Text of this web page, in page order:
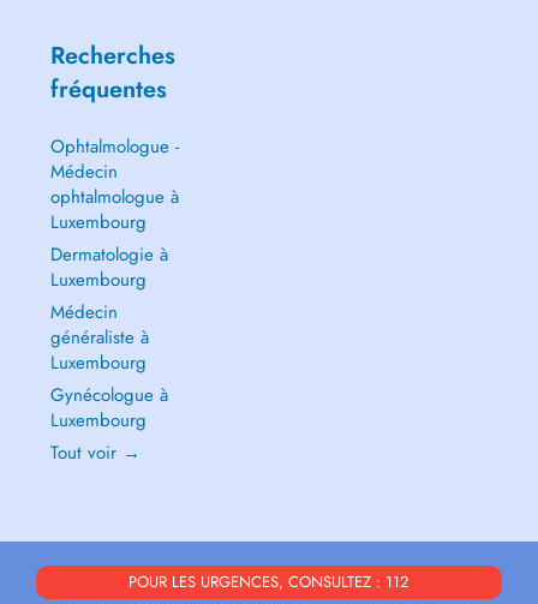
Recherches
fréquentes
Ophtalmologue -
Médecin
ophtalmologue à
Luxembourg
Dermatologie à
Luxembourg
Médecin
généraliste à
Luxembourg
Gynécologue à
Luxembourg
Tout voir →
POUR LES URGENCES, CONSULTEZ : 112